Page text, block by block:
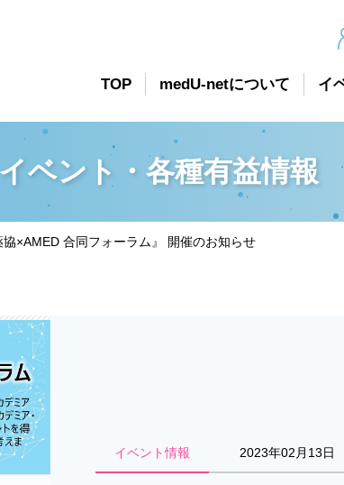
TOP medU-netについて イ
イベント・各種有益情報
協×AMED 合同フォーラム』 開催のお知らせ
イベント情報 2023年02月13日